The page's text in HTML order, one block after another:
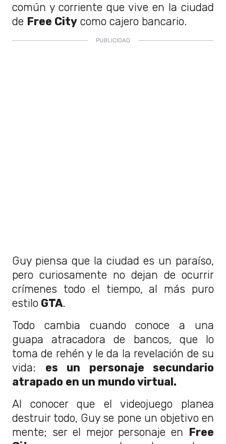
común y corriente que vive en la ciudad
de Free City como cajero bancario.
Guy piensa que la ciudad es un paraíso,
pero curiosamente no dejan de ocurrir
crímenes todo el tiempo, al más puro
estilo GTA.
Todo cambia cuando conoce a una
guapa atracadora de bancos, que lo
toma de rehén y le da la revelación de su
vida: es un personaje secundario
atrapado en un mundo virtual.
Al conocer que el videojuego planea
destruir todo, Guy se pone un objetivo en
mente; ser el mejor personaje en Free